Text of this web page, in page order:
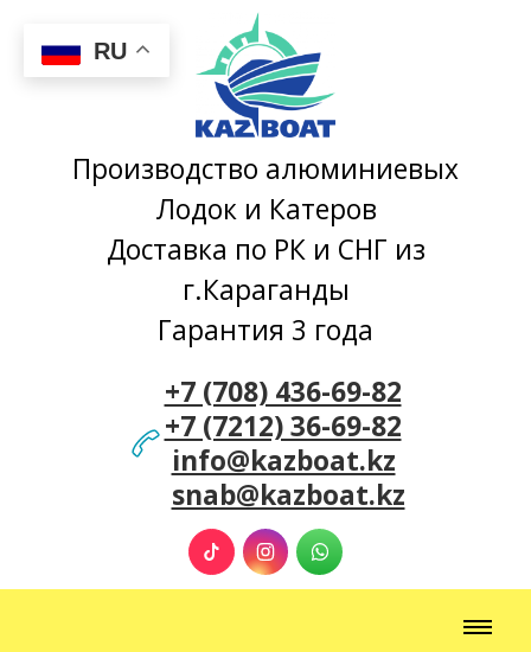
Производство алюминиевых
Лодок и Катеров
Доставка по РК и СНГ из
г.Караганды
Гарантия 3 года
+7 (708) 436-69-82
+7 (7212) 36-69-82
info@kazboat.kz
snab@kazboat.kz
RU